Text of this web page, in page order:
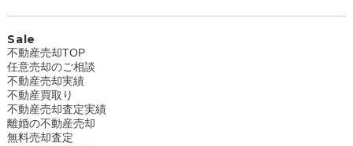
Sale
不動産売却TOP
任意売却のご相談
不動産売却実績
不動産買取り
不動産売却査定実績
離婚の不動産売却
無料売却査定